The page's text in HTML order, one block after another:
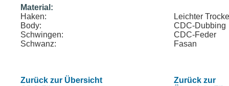
Material:
Haken:
Leichter
Body:
CDC-Dubbing
Schwingen:
CDC-Feder
Schwanz:
Fasan
Zurück zur Übersicht
Zurück zur